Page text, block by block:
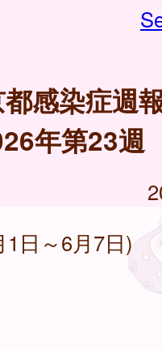
感染症週
年第23週
日～6月7日)